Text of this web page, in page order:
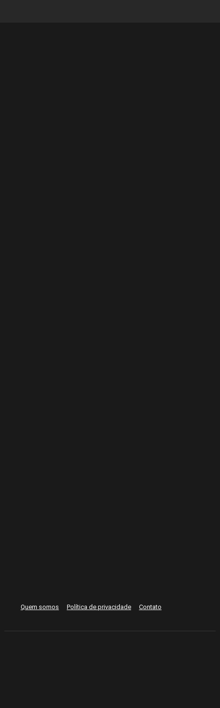
Quem somos Política de privacidade Contato